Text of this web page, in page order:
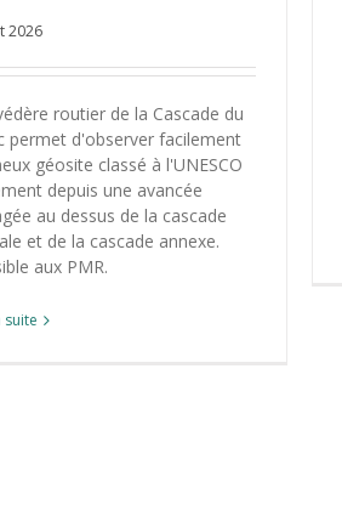
2026
routier de la Cascade du
permet d'observer facilement
géosite classé à l'UNESCO
depuis une avancée
au dessus de la cascade
et de la cascade annexe.
aux PMR.
suite